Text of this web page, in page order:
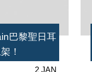
巴黎聖日耳
！
2 JAN